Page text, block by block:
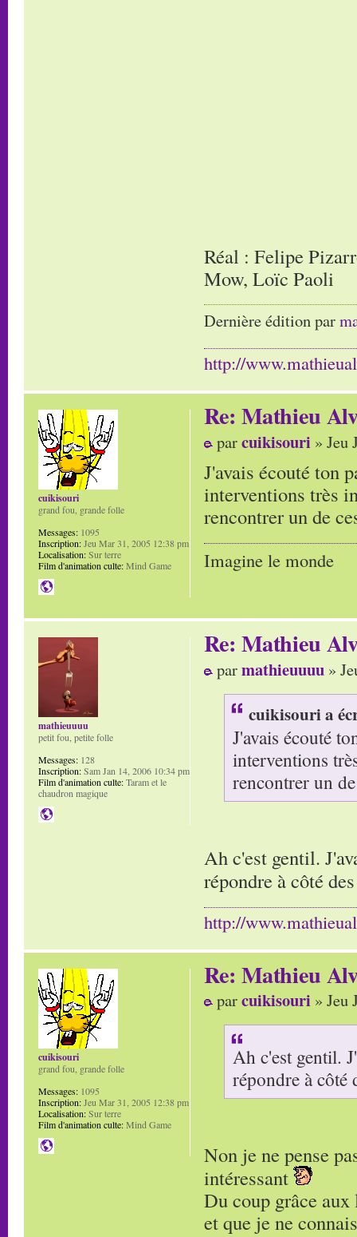
Réal : Felipe
Mow, Loïc Paoli
Dernière édition par
http://
Re: Mathieu
parcuikisouri » Jeu
J'avais écouté ton
interventions très
rencontrer un de
Imagine le monde
cuikisouri
grand fou, grande folle
Messages: 1095
Inscription:Jeu Mar 31, 2005 12:38 pm
Localisation:Sur terre
Film d'animation culte:Mind Game
Re: Mathieu
parmathieuuuu »
cuikisouri a
J'avais écouté
interventions
rencontrer un
Ah c'est gentil.
répondre à côté
http://
mathieuuuu
petit fou, petite folle
Messages: 128
Inscription:Sam Jan 14, 2006 10:34 pm
Film d'animation culte:Taram et le
chaudron magique
Re: Mathieu
parcuikisouri » Jeu
Ah c'est gentil.
répondre à côté
Non je ne pense
intéressant
Du coup grâce
et que je ne
cuikisouri
grand fou, grande folle
Messages: 1095
Inscription:Jeu Mar 31, 2005 12:38 pm
Localisation:Sur terre
Film d'animation culte:Mind Game